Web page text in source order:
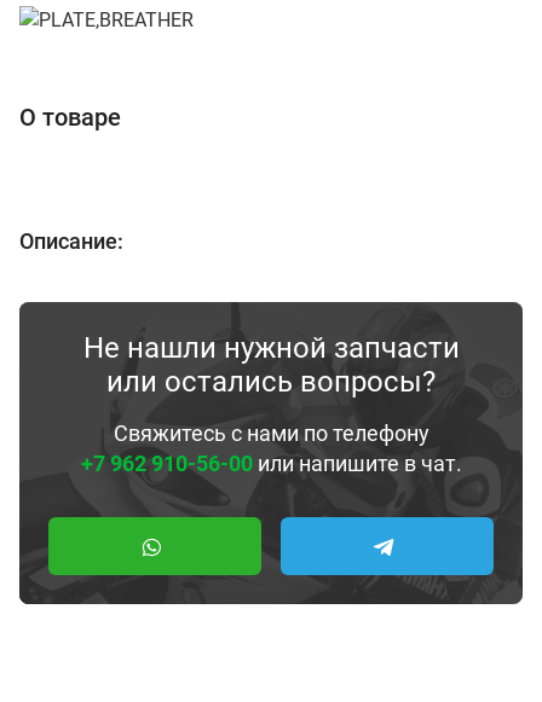
О товаре
Описание:
Не нашли нужной запчасти
или остались вопросы?
Свяжитесь с нами по телефону
+7 962 910-56-00или напишите в чат.